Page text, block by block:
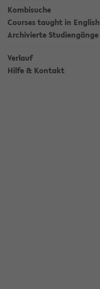
Kombisuche
Courses taught in English
Archivierte Studiengänge
Verlauf
Hilfe & Kontakt